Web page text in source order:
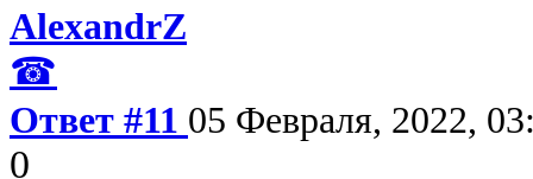
AlexandrZ
☎
Ответ #11 05 Февраля, 2022,
0